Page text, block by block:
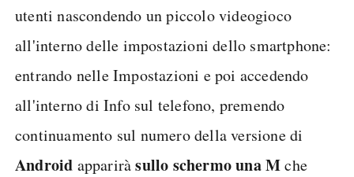
utenti nascondendo un piccolo videogioco
all'interno delle impostazioni dello smartphone:
entrando nelle Impostazioni e poi accedendo
all'interno di Info sul telefono, premendo
continuamento sul numero della versione di
Android appariràsullo schermo una Mche